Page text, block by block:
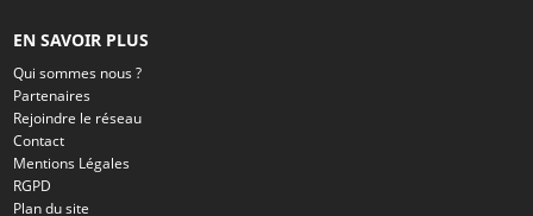
EN SAVOIR PLUS
Qui sommes nous ?
Partenaires
Rejoindre le réseau
Contact
Mentions Légales
RGPD
Plan du site